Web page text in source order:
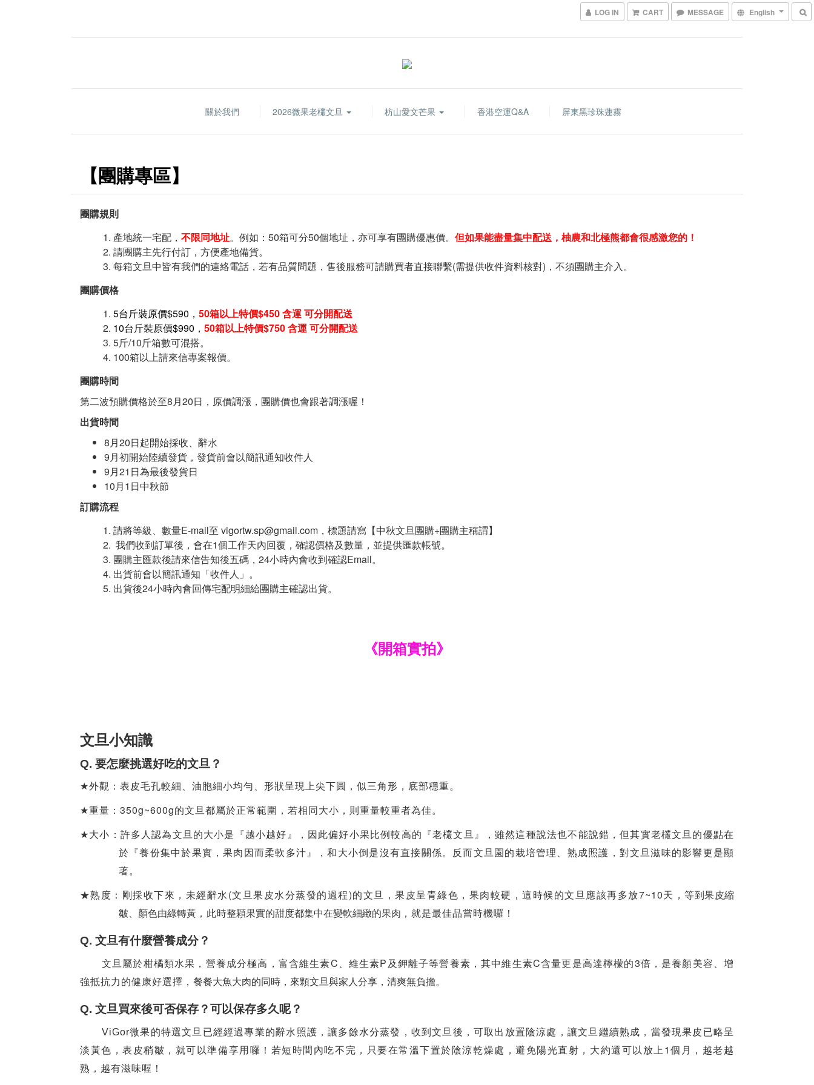
LOG IN CART MESSAGE English
關於我們 2026微果老欉文旦 枋山愛文芒果 香港空運Q&A 屏東黑珍珠蓮霧
【團購專區】
團購規則
產地統一宅配， 不限同地址。例如：50箱可分50個地址，亦可享有團購優惠價。 但如果能盡量集中配送 ，柚農和北極熊都會很感激您的！
請團購主先行付訂，方便產地備貨。
每箱文旦中皆有我們的連絡電話，若有品質問題，售後服務可請購買者直接聯繫(需提供收件資料核對)，不須團購主介入。
團購價格
5台斤裝原價$590， 50箱以上特價$450 含運 可分開配送
10台斤裝原價$990， 50箱以上特價$750 含運可分開配送
5斤/10斤箱數可混搭。
100箱以上請來信專案報價。
團購時間
第二波預購價格於至8月20日，原價調漲，團購價也會跟著調漲喔！
出貨時間
8月20日起開始採收、辭水
9月初開始陸續發貨，發貨前會以簡訊通知收件人
9月21日為最後發貨日
10月1日中秋節
訂購流程
請將等級、數量E-mail至 vigortw.sp@gmail.com，標題請寫【中秋文旦團購+團購主稱謂】
我們收到訂單後，會在1個工作天內回覆，確認價格及數量，並提供匯款帳號。
團購主匯款後請來信告知後五碼，24小時內會收到確認Email。
出貨前會以簡訊通知「收件人」。
出貨後24小時內會回傳宅配明細給團購主確認出貨。
《開箱實拍》
文旦小知識
Q. 要怎麼挑選好吃的文旦？
★外觀：表皮毛孔較細、油胞細小均勻、形狀呈現上尖下圓，似三角形，底部穩重。
★重量： 350g~600g的文旦都屬於正常範圍，若相同大小，則重量較重者為佳。
★大小：許多人認為文旦的大小是『越小越好』，因此偏好小果比例較高的『老欉文旦』，雖然這種說法也不能說錯，但其實老欉文旦的優點在
於『養份集中於果實，果肉因而柔軟多汁』，和大小倒是沒有直接關係。反而文旦園的栽培管理、熟成照護，對文旦滋味的影響更是顯
著。
★熟度 ：剛採收下來，未經辭水 (文旦果皮水分蒸發的過程)的文旦，果皮呈青綠色，果肉較硬，這時候的文旦應該再多放7~10天，等到果皮縮
皺、顏色由綠轉黃 ，此時整顆果實的甜度都集中在變軟細緻的果肉 ，就是最佳品嘗時機囉！
Q. 文旦有什麼營養成分？
文旦屬於柑橘類水果，營養成分極高，富含維生素C 、維生素P 及鉀離子等營養素，其中維生素C含量更是高達檸檬的3倍，是養顏美容、增
強抵抗力的健康好選擇， 餐餐大魚大肉的同時，來顆文旦與家人分享，清爽無負擔。
Q. 文旦買來後可否保存？可以保存多久呢？
ViGor微果的特選文旦已經經過專業的辭水照護，讓多餘水分蒸發，收到文旦後，可取出放置陰涼處，讓文旦繼續熟成，當發現果皮已略呈
淡黃色，表皮稍皺，就可以準備享用囉！若短時間內吃不完，只要在常溫下置於陰涼乾燥處，避免陽光直射，大約還可以放上 1 個月，越老越
熟，越有滋味喔！